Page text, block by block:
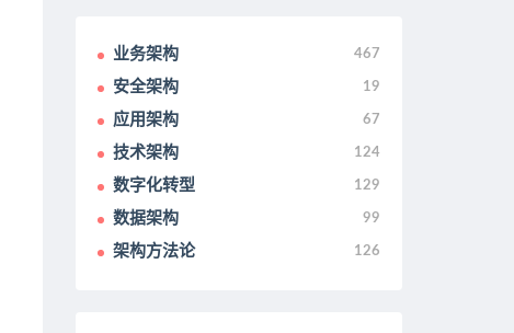
业务架构 467
安全架构 19
应用架构 67
技术架构 124
数字化转型 129
数据架构 99
架构方法论 126